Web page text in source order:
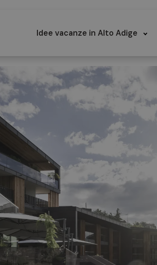
Idee vacanze in Alto Adige